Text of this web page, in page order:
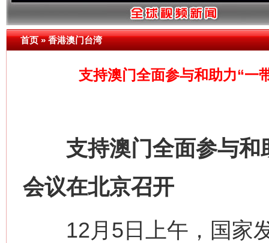
首页»香港澳门台湾
支持澳门全面参与和助力“一
支持澳门全面参与和
会议在北京召开
12月5日上午，国家发